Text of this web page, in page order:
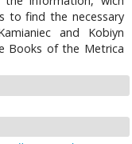
to find the necessary
and Kobiyn
Books of the Metrica